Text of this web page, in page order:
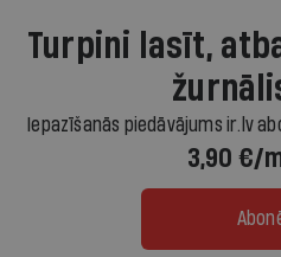
Turpini lasīt,
Iepazīšanās piedāvājums ir.lv
3,90 €/